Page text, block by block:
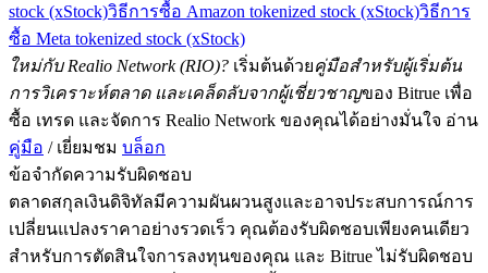
stock (xStock)วิธีการซื้อ Amazon tokenized stock (xStock)วิธีการ
ซื้อ Meta tokenized stock (xStock)
ใหม่กับ Realio Network (RIO)? เริ่มต้นด้วยคู่มือสำหรับผู้เริ่มต้น
การวิเคราะห์ตลาด และเคล็ดลับจากผู้เชี่ยวชาญของ Bitrue เพื่อ
ซื้อ เทรด และจัดการ Realio Network ของคุณได้อย่างมั่นใจ อ่าน
คู่มือ / เยี่ยมชม บล็อก
ข้อจำกัดความรับผิดชอบ
ตลาดสกุลเงินดิจิทัลมีความผันผวนสูงและอาจประสบการณ์การ
เปลี่ยนแปลงราคาอย่างรวดเร็ว คุณต้องรับผิดชอบเพียงคนเดียว
สำหรับการตัดสินใจการลงทุนของคุณ และ Bitrue ไม่รับผิดชอบ